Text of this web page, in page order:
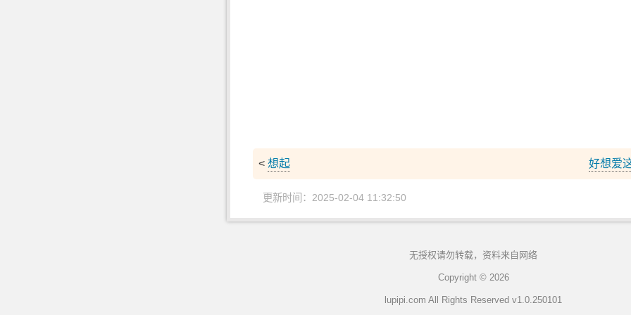
< 想起 好想爱
更新时间：2025-02-04 11:32:50
无授权请勿转载，资料来自网络
Copyright © 2026
lupipi.com All Rights Reserved v1.0.250101